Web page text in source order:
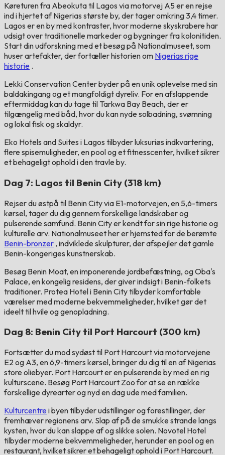
Køreturen fra Abeokuta til Lagos via motorvej A5 er en rejse
ind i hjertet af Nigerias største by, der tager omkring 3,4 timer.
Lagos er en by med kontraster, hvor moderne skyskrabere har
udsigt over traditionelle markeder og bygninger fra kolonitiden.
Start din udforskning med et besøg på Nationalmuseet, som
huser artefakter, der fortæller historien om Nigerias rige
historie .
Lekki Conservation Center byder på en unik oplevelse med sin
baldakingang og et mangfoldigt dyreliv. For en afslappende
eftermiddag kan du tage til Tarkwa Bay Beach, der er
tilgængelig med båd, hvor du kan nyde solbadning, svømning
og lokal fisk og skaldyr.
Eko Hotels and Suites i Lagos tilbyder luksuriøs indkvartering,
flere spisemuligheder, en pool og et fitnesscenter, hvilket sikrer
et behageligt ophold i den travle by.
Dag 7: Lagos til Benin City (318 km)
Rejser du østpå til Benin City via E1-motorvejen, en 5,6-timers
kørsel, tager du dig gennem forskellige landskaber og
pulserende samfund. Benin City er kendt for sin rige historie og
kulturelle arv. Nationalmuseet her er hjemsted for de berømte
Benin-bronzer , indviklede skulpturer, der afspejler det gamle
Benin-kongeriges kunstnerskab.
Besøg Benin Moat, en imponerende jordbefæstning, og Oba's
Palace, en kongelig residens, der giver indsigt i Benin-folkets
traditioner. Protea Hotel i Benin City tilbyder komfortable
værelser med moderne bekvemmeligheder, hvilket gør det
ideelt til hvile og genopladning.
Dag 8: Benin City til Port Harcourt (300 km)
Fortsætter du mod sydøst til Port Harcourt via motorvejene
E2 og A3, en 6,9-timers kørsel, bringer du dig til en af ​​Nigerias
store oliebyer. Port Harcourt er en pulserende by med en rig
kulturscene. Besøg Port Harcourt Zoo for at se en række
forskellige dyrearter og nyd en dag ude med familien.
Kulturcentre i byen tilbyder udstillinger og forestillinger, der
fremhæver regionens arv. Slap af på de smukke strande langs
kysten, hvor du kan slappe af og slikke solen. Novotel Hotel
tilbyder moderne bekvemmeligheder, herunder en pool og en
restaurant, hvilket sikrer et behageligt ophold i Port Harcourt.